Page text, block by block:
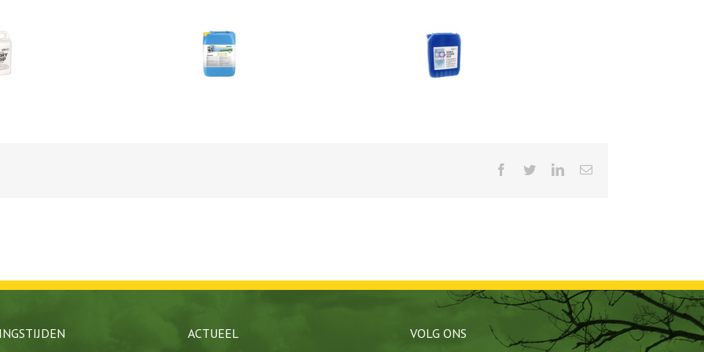
Facebook LinkedInE-
ACTUEEL VOLG ONS